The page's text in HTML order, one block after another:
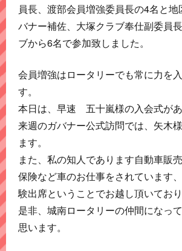
員長、渡部会員増強委員長の4名と
バナー補佐、大塚クラブ奉仕副委員
ブから6名で参加致しました。
会員増強はロータリーでも常に力を
す。
本日は、早速 五十嵐様の入会式があ
来週のガバナー公式訪問では、矢木
ます。
また、私の知人であります自動車販
保険など車のお仕事をされています
験出席ということでお越し頂いており
是非、城南ロータリーの仲間になっ
思います。